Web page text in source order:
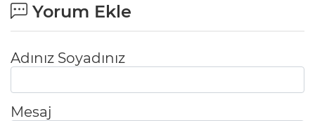
Yorum Ekle
Adınız Soyadınız
Mesaj